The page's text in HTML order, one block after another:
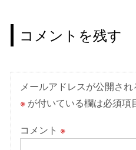
ゲ
ー
ョ
ン
コメントを残す
メールアドレスが公開され
※が付いている欄は必須項
コメント ※